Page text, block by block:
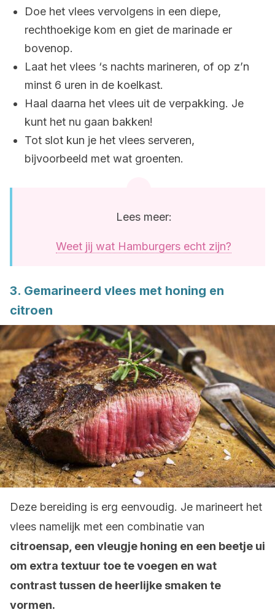
Doe het vlees vervolgens in een diepe,
rechthoekige kom en giet de marinade er
bovenop.
Laat het vlees ‘s nachts marineren, of op z’n
minst 6 uren in de koelkast.
Haal daarna het vlees uit de verpakking. Je
kunt het nu gaan bakken!
Tot slot kun je het vlees serveren,
bijvoorbeeld met wat groenten.
Lees meer:
Weet jij wat Hamburgers echt zijn?
3. Gemarineerd vlees met honing en
citroen
Deze bereiding is erg eenvoudig. Je marineert het
vlees namelijk met een combinatie van
citroensap, een vleugje honing en een beetje ui
om extra textuur toe te voegen en wat
contrast tussen de heerlijke smaken te
vormen.